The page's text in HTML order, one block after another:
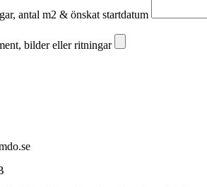
antal m2 & önskat startdatum
bilder eller ritningar